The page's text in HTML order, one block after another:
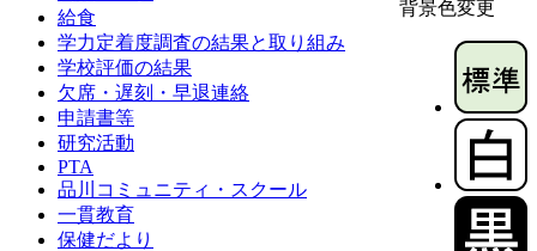
背景色変更
給食
学力定着度調査の結果と取り組み
学校評価の結果
欠席・遅刻・早退連絡
申請書等
研究活動
PTA
品川コミュニティ・スクール
一貫教育
保健だより